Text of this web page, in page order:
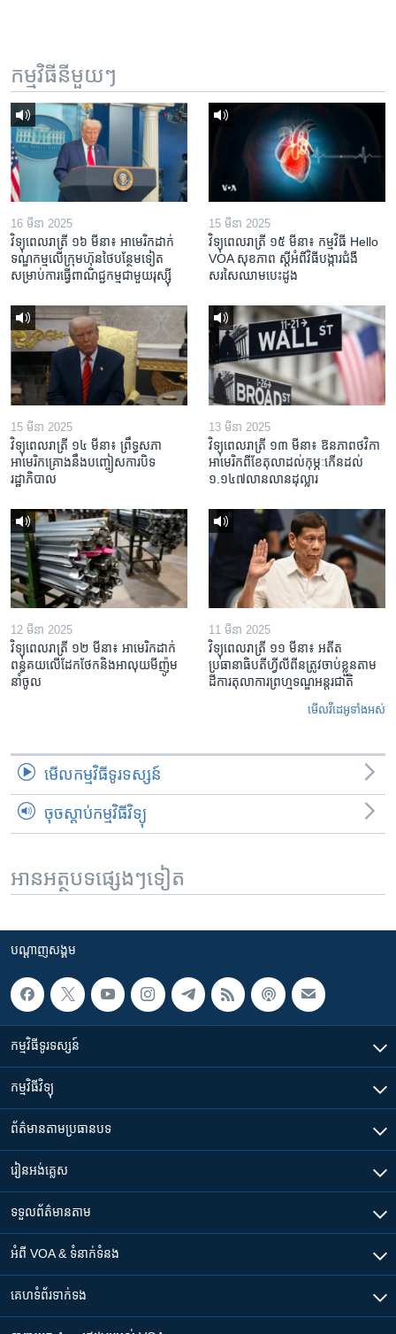
កម្មវិធី​នីមួយៗ
16 មីនា 2025
វិទ្យុពេលរាត្រី ១៦ មីនា៖ អាមេរិក​ដាក់​
ទណ្ឌកម្ម​លើ​ក្រុមហ៊ុន​ថៃ​បន្ថែម​ទៀត​
សម្រាប់​ការ​ធ្វើ​ពាណិជ្ជកម្ម​ជាមួយ​រុស្ស៊ី
15 មីនា 2025
វិទ្យុពេលរាត្រី ១៥ មីនា៖ កម្មវិធី ​Hello
VOA សុខភាព ស្ដី​អំពី​វិធី​បង្ការ​ជំងឺ​
សរសៃ​ឈាម​បេះដូង
15 មីនា 2025
វិទ្យុពេលរាត្រី ១៤ មីនា៖ ព្រឹទ្ធសភា
អាមេរិកគ្រោងនឹងបញ្ចៀសការបិទ
រដ្ឋាភិបាល
13 មីនា 2025
វិទ្យុពេលរាត្រី ១៣ មីនា៖ ឱនភាព​ថវិកា​
អាមេរិក​ពី​ខែ​តុលា​ដល់​កុម្ភៈ​កើន​ដល់​
១.១៤៧​លានលាន​ដុល្លារ
12 មីនា 2025
វិទ្យុពេលរាត្រី ១២ មីនា៖ អាមេរិក​ដាក់​
ពន្ធគយ​លើ​ដែកថែក​និង​អាលុយ​មីញ៉ូម​
នាំចូល
11 មីនា 2025
វិទ្យុពេលរាត្រី ១១ មីនា៖ អតីត​
ប្រធានាធិបតីហ្វីលីពីន​ត្រូវ​ចាប់ខ្លួនតាម
ដីការ​តុលាការ​ព្រហ្មទណ្ឌ​អន្តរជាតិ
មើល​វីដេអូ​ទាំង​អស់
មើល​កម្មវិធី​ទូរទស្សន៍
ចុចស្តាប់កម្មវិធីវិទ្យុ
អានអត្ថបទផ្សេងៗទៀត
បណ្តាញ​សង្គម
កម្មវិធី​ទូរទស្សន៍
កម្មវិធី​វិទ្យុ
ព័ត៌មាន​តាមប្រធានបទ​
រៀន​​អង់គ្លេស
ទទួល​ព័ត៌មាន​តាម
អំពី​ VOA & ទំនាក់ទំនង
គេហទំព័រ​​ទាក់ទង